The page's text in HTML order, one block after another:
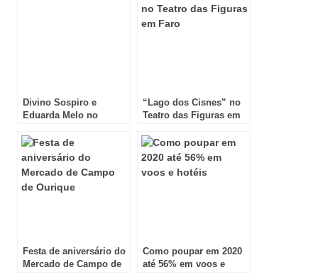
Divino Sospiro e
Eduarda Melo no
Queluz!
“Lago dos Cisnes” no
Teatro das Figuras em
Festa de aniversário do
Mercado de Campo de
Como poupar em 2020
até 56% em voos e